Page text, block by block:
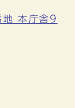
本庁舎9